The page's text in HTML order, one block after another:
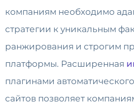
компаниям необходимо
стратегии к уникальным
ранжирования и строгим
платформы. Расширенная
плагинами
сайтов позволяет